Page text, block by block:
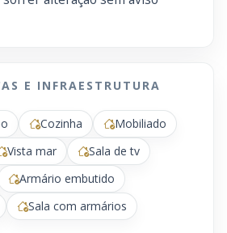
E INFRAESTRUTURA
Cozinha
Mobiliado
Vista mar
Sala de tv
Armário embutido
Sala com armários